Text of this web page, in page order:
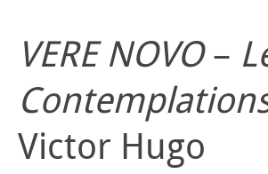
VERE NOVO–
Victor Hugo